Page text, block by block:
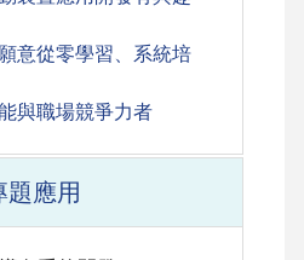
意從零學習、系統培
與職場競爭力者
題應用